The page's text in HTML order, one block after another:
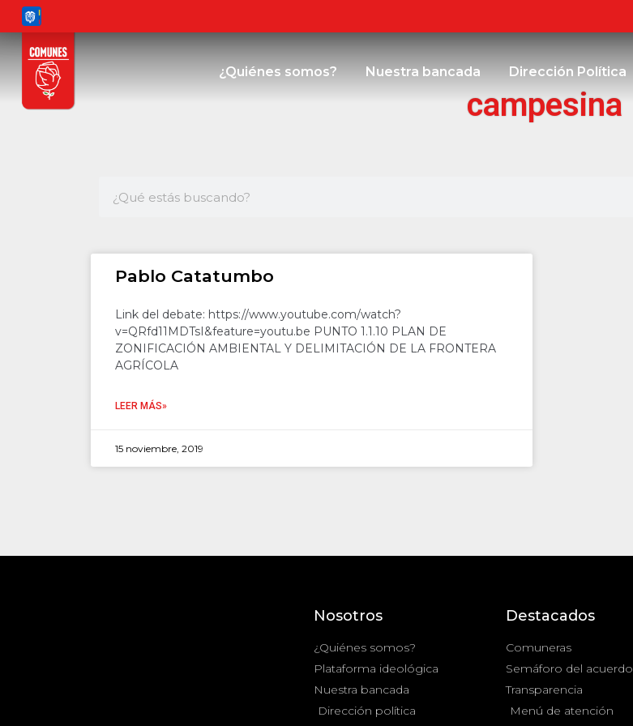
¿Quiénes somos? Nuestra bancada Dirección Política
campesina
Pablo Catatumbo
Link del debate: https://www.youtube.com/watch?
v=QRfd11MDTsI&feature=youtu.be PUNTO 1.1.10 PLAN DE
ZONIFICACIÓN AMBIENTAL Y DELIMITACIÓN DE LA FRONTERA
AGRÍCOLA
LEER MÁS»
15 noviembre, 2019
Nosotros
¿Quiénes somos?
Plataforma ideológica
Nuestra bancada
Dirección política
Destacados
Comuneras
Semáforo del acuerdo
Transparencia
Menú de atención